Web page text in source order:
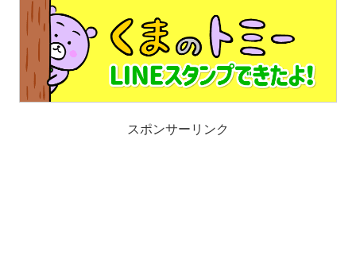
スポンサーリンク